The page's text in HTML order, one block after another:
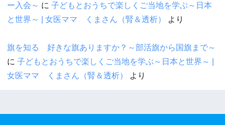
ー入会～ に 子どもとおうちで楽しくご当地を学ぶ～日本
と世界～ | 女医ママ くまさん（腎＆透析）
より
旗を知る 好きな旗ありますか？～部活旗から国旗まで～
に 子どもとおうちで楽しくご当地を学ぶ～日本と世界～ |
女医ママ くまさん（腎＆透析）
より